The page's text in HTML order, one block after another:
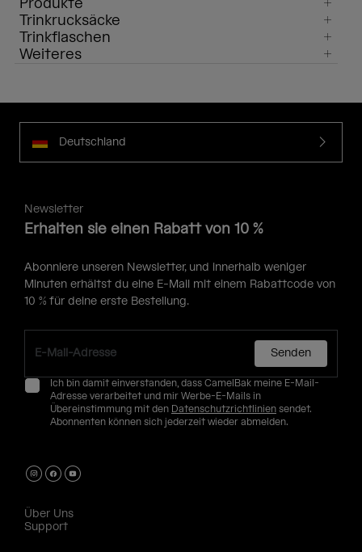
Produkte
Trinkrucksäcke
Trinkflaschen
Weiteres
Deutschland
Newsletter
Erhalten sie einen Rabatt von 10 %
Abonniere unseren Newsletter, und innerhalb weniger
Minuten erhältst du eine E-Mail mit einem Rabattcode von
10 % für deine erste Bestellung.
Senden
Ich bin damit einverstanden, dass CamelBak meine E-Mail-
Adresse verarbeitet und mir Werbe-E-Mails in
Übereinstimmung mit den Datenschutzrichtlinien sendet.
Abonnenten können sich jederzeit wieder abmelden.
Über Uns
Support